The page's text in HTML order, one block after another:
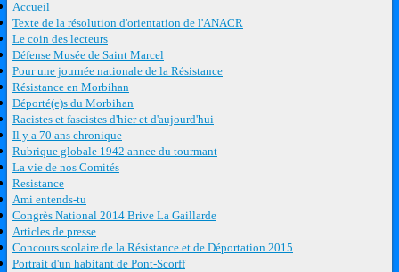
Accueil
Texte de la résolution d'orientation de l'ANACR
Le coin des lecteurs
Défense Musée de Saint Marcel
Pour une journée nationale de la Résistance
Résistance en Morbihan
Déporté(e)s du Morbihan
Racistes et fascistes d'hier et d'aujourd'hui
Il y a 70 ans chronique
Rubrique globale 1942 annee du tourmant
La vie de nos Comités
Resistance
Ami entends-tu
Congrès National 2014 Brive La Gaillarde
Articles de presse
Concours scolaire de la Résistance et de Déportation 2015
Portrait d'un habitant de Pont-Scorff